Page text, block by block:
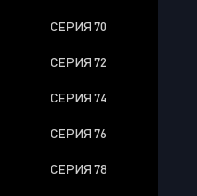
СЕРИЯ 70
СЕРИЯ 72
СЕРИЯ 74
СЕРИЯ 76
СЕРИЯ 78